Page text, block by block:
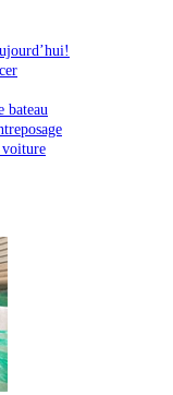
bateau
voiture